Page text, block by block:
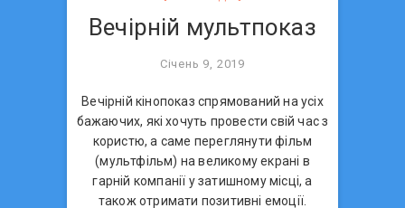
Вечірній мультпоказ
Січень 9, 2019
Вечірній кінопоказ спрямований на усіх
бажаючих, які хочуть провести свій час з
користю, а саме переглянути фільм
(мультфільм) на великому екрані в
гарній компанії у затишному місці, а
також отримати позитивні емоції.